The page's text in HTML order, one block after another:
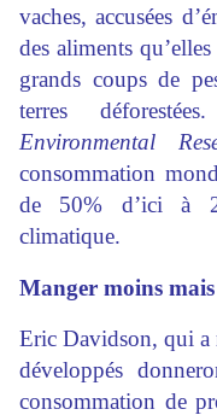
vaches, accusées
des aliments
grands coups de
terres
Environmental
consommation
de 50% d’ici à
climatique.
Manger moins
Eric Davidson, qui a
développés
consommation de